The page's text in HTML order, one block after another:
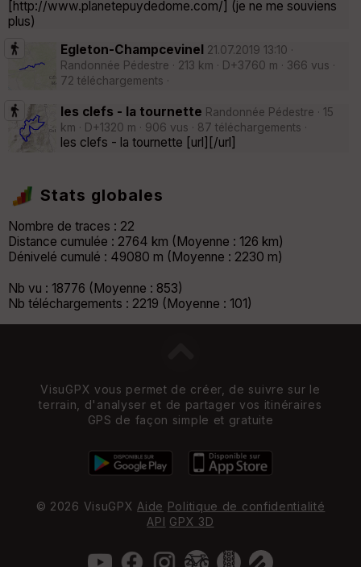
[http://www.planetepuydedome.com/] (je ne me souviens
plus)
Egleton-Champcevinel
21.07.2019 13:10 ·
Randonnée Pédestre · 213 km · D+3760 m · 366 vus ·
72 téléchargements ·
les clefs - la tournette Randonnée Pédestre · 15
km · D+1320 m · 906 vus · 87 téléchargements ·
les clefs - la tournette [url][/url]
Stats globales
Nombre de traces : 22
Distance cumulée : 2764 km (Moyenne : 126 km)
Dénivelé cumulé : 49080 m (Moyenne : 2230 m)
Nb vu : 18776 (Moyenne : 853)
Nb téléchargements : 2219 (Moyenne : 101)
VisuGPX vous permet de créer, de suivre sur le
terrain, d'analyser et de partager vos itinéraires
GPS de façon simple et gratuite
© 2026 VisuGPX Aide Politique de confidentialité
API GPX 3D